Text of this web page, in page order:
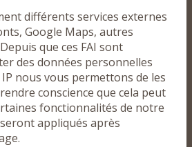
différents services externes
Google Maps, autres
que ces FAI sont
des données personnelles
nous vous permettons de les
conscience que cela peut
fonctionnalités de notre
appliqués après